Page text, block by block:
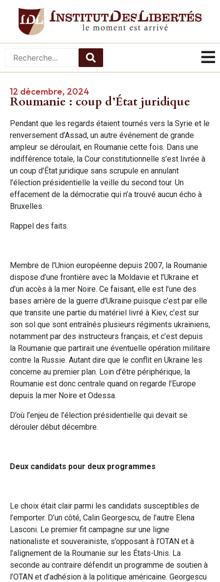
12 décembre, 2024
Roumanie : coup d’État juridique
Pendant que les regards étaient tournés vers la Syrie et le
renversement d’Assad, un autre événement de grande
ampleur se déroulait, en Roumanie cette fois. Dans une
indifférence totale, la Cour constitutionnelle s’est livrée à
un coup d’État juridique sans scrupule en annulant
l’élection présidentielle la veille du second tour. Un
effacement de la démocratie qui n’a trouvé aucun écho à
Bruxelles.
Rappel des faits.
Membre de l’Union européenne depuis 2007, la Roumanie
dispose d’une frontière avec la Moldavie et l’Ukraine et
d’un accès à la mer Noire. Ce faisant, elle est l’une des
bases arrière de la guerre d’Ukraine puisque c’est par elle
que transite une partie du matériel livré à Kiev, c’est sur
son sol que sont entraînés plusieurs régiments ukrainiens,
notamment par des instructeurs français, et c’est depuis
la Roumanie que partirait une éventuelle opération militaire
contre la Russie. Autant dire que le conflit en Ukraine les
concerne au premier plan. Loin d’être périphérique, la
Roumanie est donc centrale quand on regarde l’Europe
depuis la mer Noire et Odessa.
D’où l’enjeu de l’élection présidentielle qui devait se
dérouler début décembre.
Deux candidats pour deux programmes
Le choix était clair parmi les candidats susceptibles de
l’emporter. D’un côté, Calin Georgescu, de l’autre Elena
Lasconi. Le premier fit campagne sur une ligne
nationaliste et souverainiste, s’opposant à l’OTAN et à
l’alignement de la Roumanie sur les États-Unis. La
seconde au contraire défendit un programme de soutien à
l’OTAN et d’adhésion à la politique américaine. Georgescu